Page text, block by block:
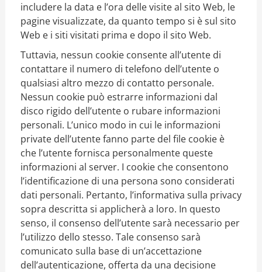
includere la data e l’ora delle visite al sito Web, le
pagine visualizzate, da quanto tempo si è sul sito
Web e i siti visitati prima e dopo il sito Web.
Tuttavia, nessun cookie consente all’utente di
contattare il numero di telefono dell’utente o
qualsiasi altro mezzo di contatto personale.
Nessun cookie può estrarre informazioni dal
disco rigido dell’utente o rubare informazioni
personali. L’unico modo in cui le informazioni
private dell’utente fanno parte del file cookie è
che l’utente fornisca personalmente queste
informazioni al server. I cookie che consentono
l’identificazione di una persona sono considerati
dati personali. Pertanto, l’informativa sulla privacy
sopra descritta si applicherà a loro. In questo
senso, il consenso dell’utente sarà necessario per
l’utilizzo dello stesso. Tale consenso sarà
comunicato sulla base di un’accettazione
dell’autenticazione, offerta da una decisione